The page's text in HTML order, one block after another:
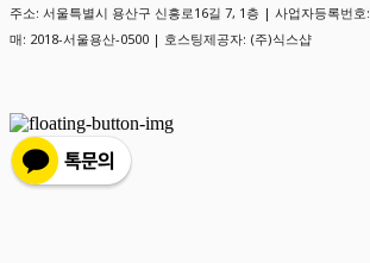
주소: 서울특별시 용산구 신흥로16길 7, 1층 | 사업자등록번호:
매: 2018-서울용산-0500 | 호스팅제공자: (주)식스샵